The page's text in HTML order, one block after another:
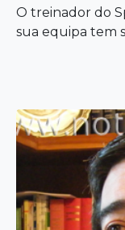
O treinador do
sua equipa tem